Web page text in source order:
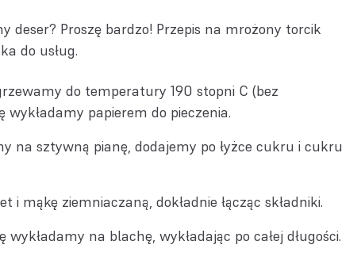
deser? Proszę bardzo! Przepis na mrożony torcik
do usług.
do temperatury 190 stopni C (bez
wykładamy papierem do pieczenia.
na sztywną pianę, dodajemy po łyżce cukru i cukru
i mąkę ziemniaczaną, dokładnie łącząc składniki.
wykładamy na blachę, wykładając po całej długości.